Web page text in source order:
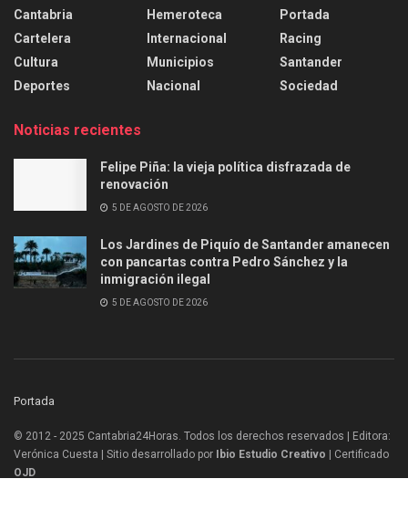
Cantabria
Cartelera
Cultura
Deportes
Hemeroteca
Internacional
Municipios
Nacional
Portada
Racing
Santander
Sociedad
Noticias recientes
Felipe Piña: la vieja política disfrazada de
renovación
5 DE AGOSTO DE 2026
Los Jardines de Piquío de Santander amanecen
con pancartas contra Pedro Sánchez y la
inmigración ilegal
5 DE AGOSTO DE 2026
Portada
© 2012 - 2025 Cantabria24Horas. Todos los derechos reservados | Editora:
Verónica Cuesta | Sitio desarrollado por Ibio Estudio Creativo | Certificado
OJD